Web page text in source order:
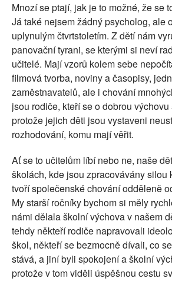
Mnozí se ptají, jak je to možné, že se
Já také nejsem žádný psycholog, ale
uplynulým čtvrtstoletím. Z dětí nám
panovační tyrani, se kterými si neví
učitelé. Mají vzorů kolem sebe
filmová tvorba, noviny a časopisy,
zaměstnavatelů, ale i chování
jsou rodiče, kteří se o dobrou
protože jejich děti jsou vystaveni
rozhodování, komu mají věřit.
Ať se to učitelům líbí nebo ne, naše
školách, kde jsou zpracovávány silou
tvoří společenské chování odděleně
My starší ročníky bychom si měly
námi dělala školní výchova v našem
tehdy někteří rodiče napravovali
škol, někteří se bezmocně dívali, co
stává, a jiní byli spokojení a školní
protože v tom viděli úspěšnou cestu